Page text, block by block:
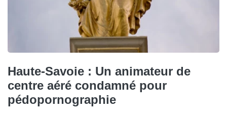
Haute-Savoie : Un animateur de
centre aéré condamné pour
pédopornographie